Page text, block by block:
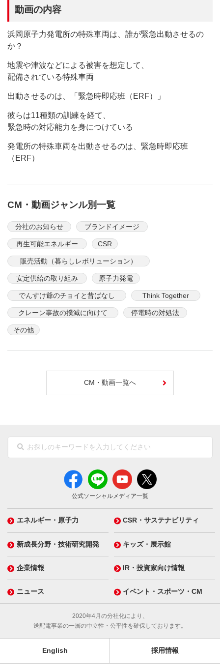
動画の内容
浜岡原子力発電所の特殊車両は、誰が緊急出動させるの
か？
地震や津波などによる被害を想定して、
配備されている特殊車両
出動させるのは、「緊急時即応班（ERF）」
彼らは11種類の訓練を経て、
緊急時の対応能力を身につけている
発電所の特殊車両を出動させるのは、緊急時即応班
（ERF）
CM・動画ジャンル別一覧
分社のお知らせ ブランドイメージ
再生可能エネルギー CSR
販売活動（暮らしレボリューション）
安定供給の取り組み 原子力発電
でんすけ爺のチョイと昔ばなし Think Together
クレーン事故の撲滅に向けて 停電時の対処法
その他
CM・動画一覧へ
公式ソーシャルメディア一覧
エネルギー・原子力 CSR・サステナビリティ
新成長分野・技術研究開発 キッズ・展示館
企業情報 IR・投資家向け情報
ニュース イベント・スポーツ・CM
2020年4月の分社化により、
送配電事業の一層の中立性・公平性を確保しております。
English 採用情報